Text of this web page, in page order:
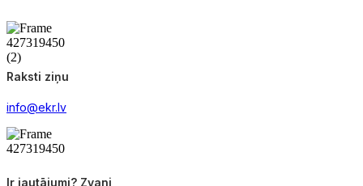
Raksti ziņu
info@ekr.lv
Ir jautājumi? Zvani